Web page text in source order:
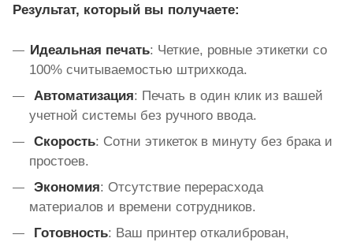
Результат, который вы получаете:
Идеальная печать: Четкие, ровные этикетки со
100% считываемостью штрихкода.
Автоматизация: Печать в один клик из вашей
учетной системы без ручного ввода.
Скорость: Сотни этикеток в минуту без брака и
простоев.
Экономия: Отсутствие перерасхода
материалов и времени сотрудников.
Готовность: Ваш принтер откалиброван,